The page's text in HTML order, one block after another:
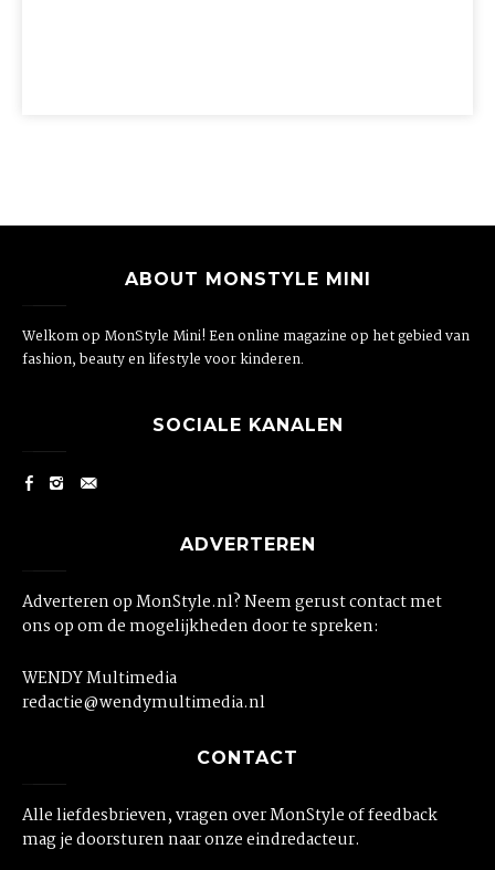
ABOUT MONSTYLE MINI
Welkom op MonStyle Mini! Een online magazine op het gebied van
fashion, beauty en lifestyle voor kinderen.
SOCIALE KANALEN
ADVERTEREN
Adverteren op MonStyle.nl? Neem gerust contact met
ons op om de mogelijkheden door te spreken:
WENDY Multimedia
redactie@wendymultimedia.nl
CONTACT
Alle liefdesbrieven, vragen over MonStyle of feedback
mag je doorsturen naar onze eindredacteur.